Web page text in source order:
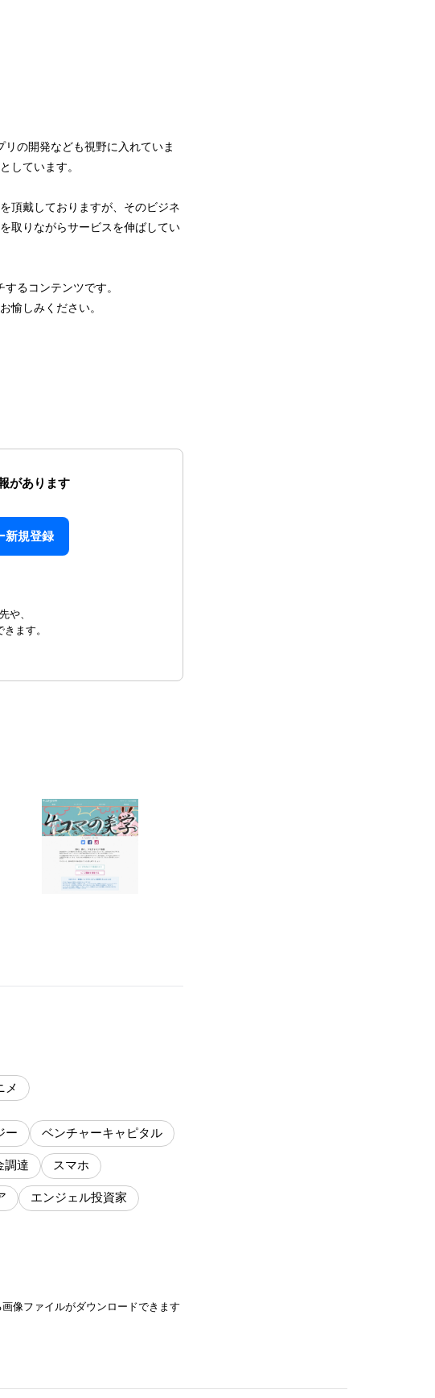
の開発なども視野に入れていま
しています。
頂戴しておりますが、そのビジネ
取りながらサービスを伸ばしてい
るコンテンツです。
愉しみください。
があります
新規登録
や、
ます。
メ
ー ベンチャーキャピタル
調達 スマホ
エンジェル投資家
像ファイルがダウンロードできます